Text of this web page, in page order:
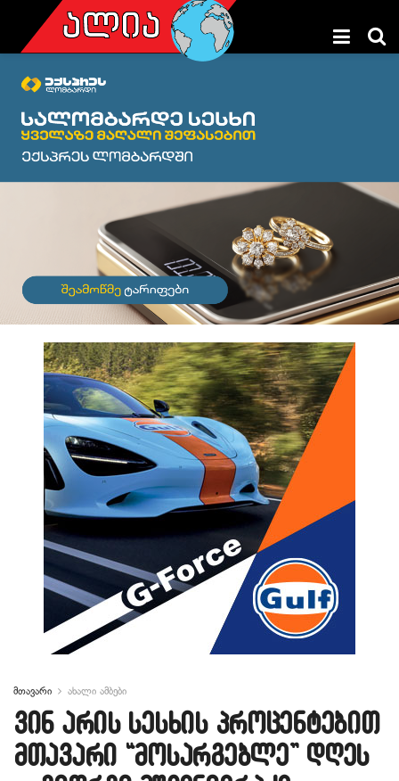
მთავარი ახალი ამბები
ვინ არის სესხის პროცენტებით
მთავარი “მოსარგებლე” დღეს